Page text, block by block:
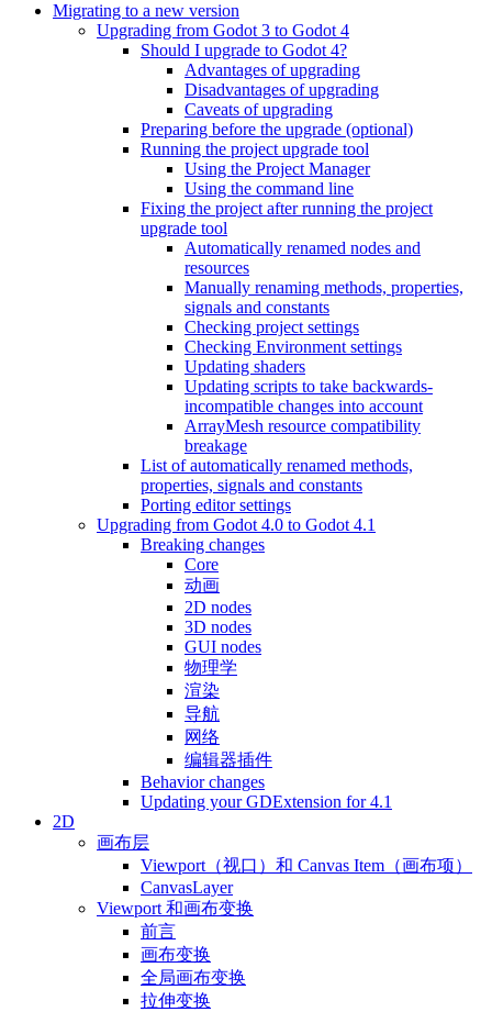
Migrating to a new version
Upgrading from Godot 3 to Godot 4
Should I upgrade to Godot 4?
Advantages of upgrading
Disadvantages of upgrading
Caveats of upgrading
Preparing before the upgrade (optional)
Running the project upgrade tool
Using the Project Manager
Using the command line
Fixing the project after running the project
upgrade tool
Automatically renamed nodes and
resources
Manually renaming methods, properties,
signals and constants
Checking project settings
Checking Environment settings
Updating shaders
Updating scripts to take backwards-
incompatible changes into account
ArrayMesh resource compatibility
breakage
List of automatically renamed methods,
properties, signals and constants
Porting editor settings
Upgrading from Godot 4.0 to Godot 4.1
Breaking changes
Core
动画
2D nodes
3D nodes
GUI nodes
物理学
渲染
导航
网络
编辑器插件
Behavior changes
Updating your GDExtension for 4.1
2D
画布层
Viewport（视口）和 Canvas Item（画布项）
CanvasLayer
Viewport 和画布变换
前言
画布变换
全局画布变换
拉伸变换